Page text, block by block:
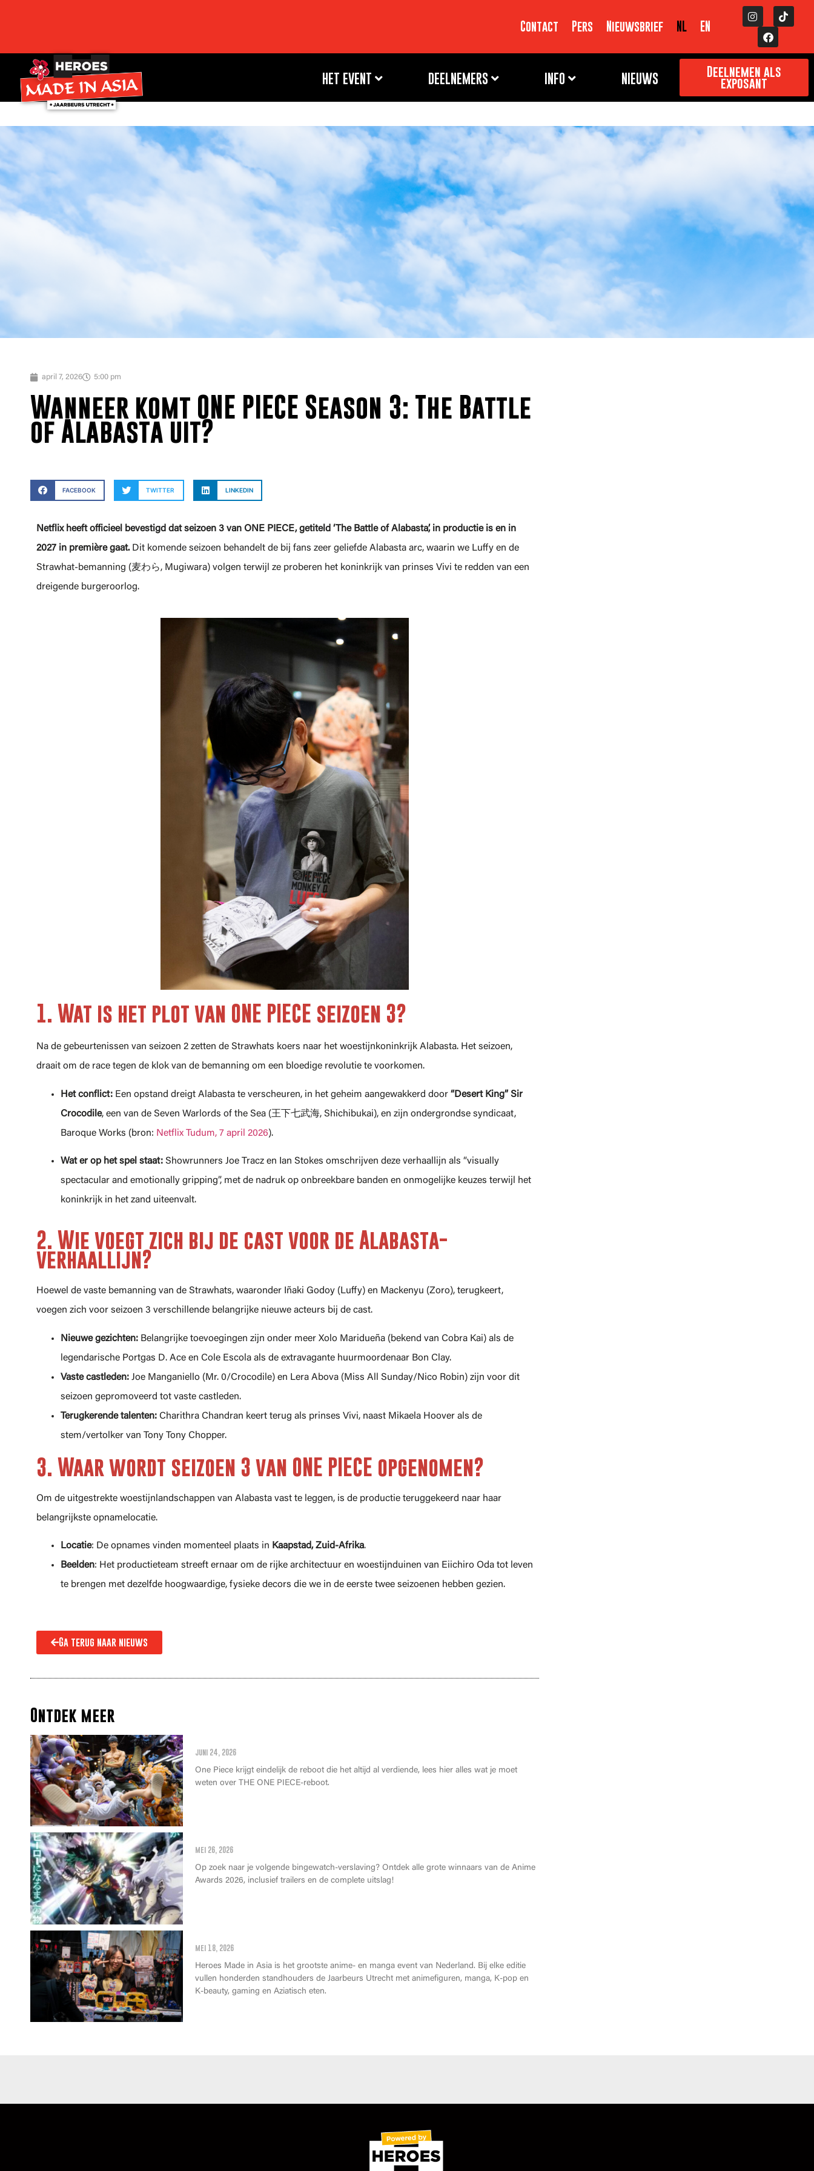
Contact Pers Nieuwsbrief NL EN
HET EVENT DEELNEMERS INFO NIEUWS Deelnemen als
exposant
april 7, 2026 5:00 pm
Wanneer komt ONE PIECE Season 3: The Battle
of Alabasta uit?
FACEBOOK TWITTER LINKEDIN
Netflix heeft officieel bevestigd dat seizoen 3 van ONE PIECE, getiteld ‘The Battle of Alabasta’, in productie is en in
2027 in première gaat. Dit komende seizoen behandelt de bij fans zeer geliefde Alabasta arc, waarin we Luffy en de
Strawhat-bemanning (麦わら, Mugiwara) volgen terwijl ze proberen het koninkrijk van prinses Vivi te redden van een
dreigende burgeroorlog.
1. Wat is het plot van ONE PIECE seizoen 3?
Na de gebeurtenissen van seizoen 2 zetten de Strawhats koers naar het woestijnkoninkrijk Alabasta. Het seizoen,
draait om de race tegen de klok van de bemanning om een bloedige revolutie te voorkomen.
Het conflict: Een opstand dreigt Alabasta te verscheuren, in het geheim aangewakkerd door “Desert King” Sir
Crocodile, een van de Seven Warlords of the Sea (王下七武海, Shichibukai), en zijn ondergrondse syndicaat,
Baroque Works (bron: Netflix Tudum, 7 april 2026).
Wat er op het spel staat: Showrunners Joe Tracz en Ian Stokes omschrijven deze verhaallijn als “visually
spectacular and emotionally gripping”, met de nadruk op onbreekbare banden en onmogelijke keuzes terwijl het
koninkrijk in het zand uiteenvalt.
2. Wie voegt zich bij de cast voor de Alabasta-
verhaallijn?
Hoewel de vaste bemanning van de Strawhats, waaronder Iñaki Godoy (Luffy) en Mackenyu (Zoro), terugkeert,
voegen zich voor seizoen 3 verschillende belangrijke nieuwe acteurs bij de cast.
Nieuwe gezichten: Belangrijke toevoegingen zijn onder meer Xolo Maridueña (bekend van Cobra Kai) als de
legendarische Portgas D. Ace en Cole Escola als de extravagante huurmoordenaar Bon Clay.
Vaste castleden: Joe Manganiello (Mr. 0/Crocodile) en Lera Abova (Miss All Sunday/Nico Robin) zijn voor dit
seizoen gepromoveerd tot vaste castleden.
Terugkerende talenten: Charithra Chandran keert terug als prinses Vivi, naast Mikaela Hoover als de
stem/vertolker van Tony Tony Chopper.
3. Waar wordt seizoen 3 van ONE PIECE opgenomen?
Om de uitgestrekte woestijnlandschappen van Alabasta vast te leggen, is de productie teruggekeerd naar haar
belangrijkste opnamelocatie.
Locatie: De opnames vinden momenteel plaats in Kaapstad, Zuid-Afrika.
Beelden: Het productieteam streeft ernaar om de rijke architectuur en woestijnduinen van Eiichiro Oda tot leven
te brengen met dezelfde hoogwaardige, fysieke decors die we in de eerste twee seizoenen hebben gezien.
Ga terug naar nieuws
Ontdek meer
juni 24, 2026
One Piece krijgt eindelijk de reboot die het altijd al verdiende, lees hier alles wat je moet
weten over THE ONE PIECE-reboot.
mei 26, 2026
Op zoek naar je volgende bingewatch-verslaving? Ontdek alle grote winnaars van de Anime
Awards 2026, inclusief trailers en de complete uitslag!
mei 18, 2026
Heroes Made in Asia is het grootste anime- en manga event van Nederland. Bij elke editie
vullen honderden standhouders de Jaarbeurs Utrecht met animefiguren, manga, K-pop en
K-beauty, gaming en Aziatisch eten.